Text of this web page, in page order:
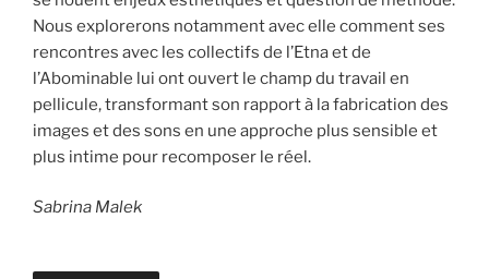
Nous explorerons notamment avec elle comment ses
rencontres avec les collectifs de l’Etna et de
l’Abominable lui ont ouvert le champ du travail en
pellicule, transformant son rapport à la fabrication des
images et des sons en une approche plus sensible et
plus intime pour recomposer le réel.
Sabrina Malek